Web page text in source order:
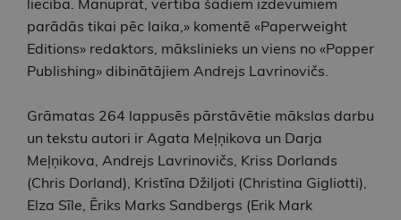
parādās tikai pēc laika,» komentē «Paperweight
Editions» redaktors, mākslinieks un viens no «Popper
Publishing» dibinātājiem Andrejs Lavrinovičs.
Grāmatas 264 lappusēs pārstāvētie mākslas darbu
un tekstu autori ir Agata Meļņikova un Darja
Meļņikova, Andrejs Lavrinovičs, Kriss Dorlands
(Chris Dorland), Kristīna Džiljoti (Christina Gigliotti),
Elza Sīle, Ēriks Marks Sandbergs (Erik Mark